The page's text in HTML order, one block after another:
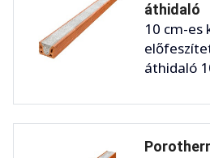
áthidaló
10 cm-es
áthidaló